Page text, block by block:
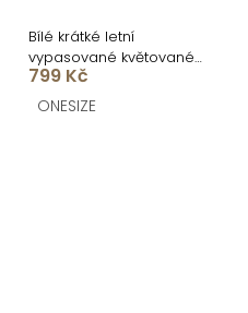
Bílé krátké letní
vypasované květované
šaty SOLARIS
799 Kč
ONESIZE